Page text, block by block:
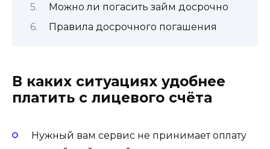
Можно ли погасить займ досрочно
Правила досрочного погашения
В каких ситуациях удобнее
платить с лицевого счёта
Нужный вам сервис не принимает оплату